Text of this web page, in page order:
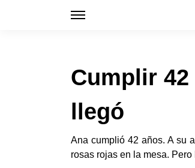
Cumplir
llegó
Ana cumplió 42 años. A su
rosas rojas en la mesa.